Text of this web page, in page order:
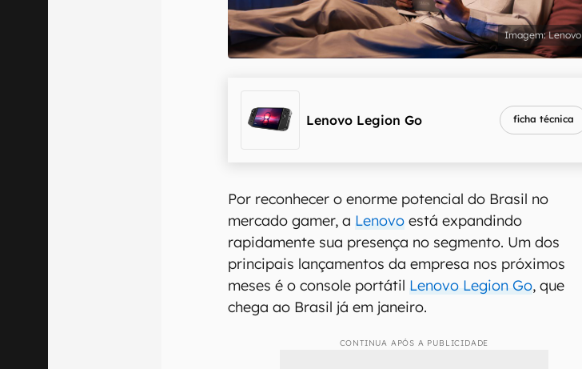
Lenovo
Lenovo Legion Go ficha técnica
Por reconhecer o enorme potencial do Brasil no
mercado gamer, a Lenovo está expandindo
rapidamente sua presença no segmento. Um dos
principais lançamentos da empresa nos próximos
meses é o console portátil Lenovo Legion Go, que
chega ao Brasil já em janeiro.
CONTINUA APÓS A PUBLICIDADE